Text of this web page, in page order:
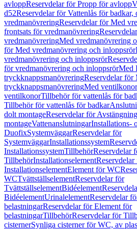
avloppReservdelar för Propp för avlopp
d52Reservdelar för Vattenlås för badkar,
vredmanövreringReservdelar för Med
frontsats för vredmanövrering
vredmanövreringMed vredmanövrering
för Med vredmanövrering och inloppsrör
vredmanövrering och inloppsrör
för vredmanövrering och inloppsrörMed
tryckknappsmanövreringReservdelar för
tryckknappsmanövreringMed ventilkonor
ventilkonorTillbehör för vattenlås för
Tillbehör för vattenlås för badkar
dolt montageReservdelar för
montageVattenanslutningarInstallations-
DuofixSystemväggarReservdelar för
SystemväggarInstallationssystem
InstallationssystemTillbehörReservdelar
TillbehörInstallationselementReservdelar
InstallationselementElement för WC
WCTvättställselementReservdelar för
TvättställselementBidéelement
BidéelementUrinalelementReservdelar
belastningarReservdelar för Element för
belastningarTillbehörReservdelar för
cisternerSynliga cisterner för WC, av